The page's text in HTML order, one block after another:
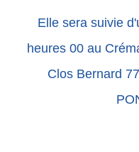
Elle sera suivie
heures 00 au
Clos Bernard